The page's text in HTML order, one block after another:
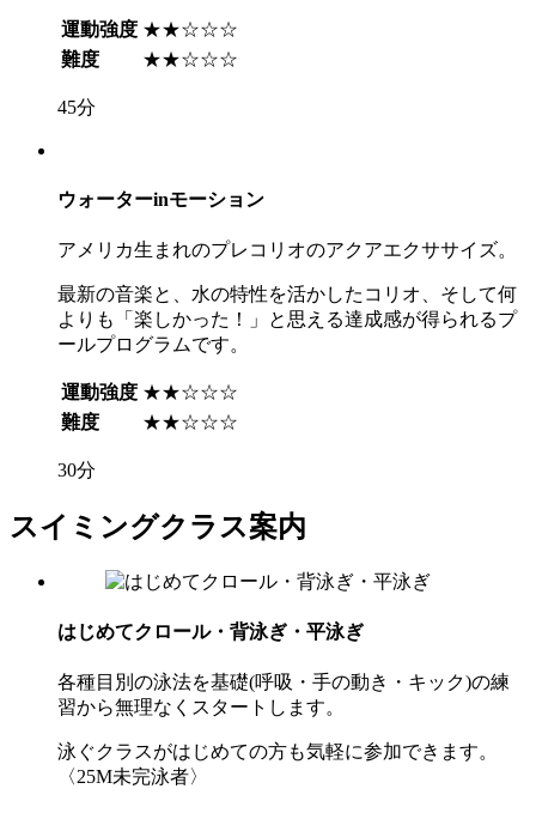
運動強度 ★★☆☆☆
難度
★★☆☆☆
45分
ウォーターinモーション
アメリカ生まれのプレコリオのアクアエクササイズ。
最新の音楽と、水の特性を活かしたコリオ、そして何
よりも「楽しかった！」と思える達成感が得られるプ
ールプログラムです。
運動強度 ★★☆☆☆
難度
★★☆☆☆
30分
スイミングクラス案内
はじめてクロール・背泳ぎ・平泳ぎ
各種目別の泳法を基礎(呼吸・手の動き・キック)の練
習から無理なくスタートします。
泳ぐクラスがはじめての方も気軽に参加できます。
〈25M未完泳者〉